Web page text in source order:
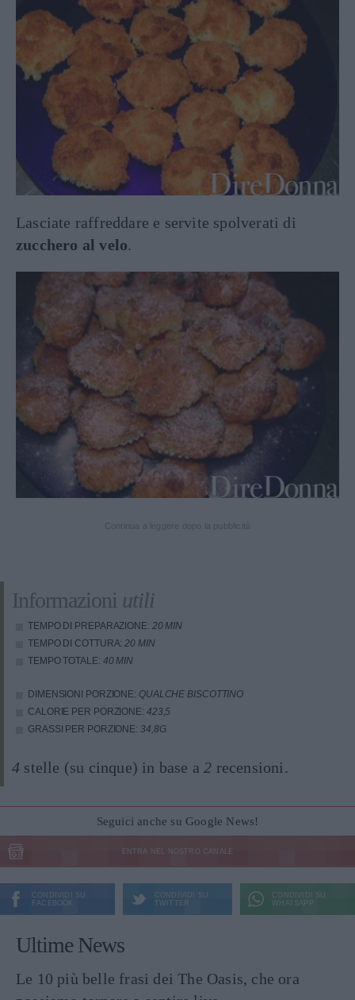
Lasciate raffreddare e servite spolverati di
zucchero al velo.
Informazioni utili
TEMPO DI PREPARAZIONE: 20 MIN
TEMPO DI COTTURA:20 MIN
TEMPO TOTALE: 40 MIN
DIMENSIONI PORZIONE: QUALCHE BISCOTTINO
CALORIE PER PORZIONE: 423,5
GRASSI PER PORZIONE: 34,8G
4 stelle (su cinque) in base a2 recensioni.
Seguici anche su Google News!
ENTRA NEL NOSTRO CANALE
CONDIVIDI SU
FACEBOOK
CONDIVIDI SU
TWITTER
CONDIVIDI SU
WHATSAPP
Ultime News
Le 10 più belle frasi dei The Oasis, che ora